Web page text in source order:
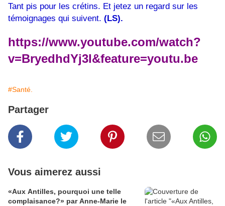
Tant pis pour les crétins. Et jetez un regard sur les
témoignages qui suivent. (LS).
https://www.youtube.com/watch?
v=BryedhdYj3I&feature=youtu.be
#Santé.
Partager
Vous aimerez aussi
«Aux Antilles, pourquoi une telle
complaisance?» par Anne-Marie le